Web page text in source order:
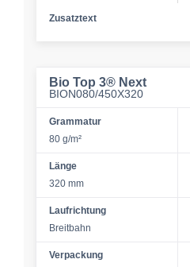
Zusatztext
Bio Top 3® Next
BION080/450X320
Grammatur
80 g/m²
Länge
320 mm
Laufrichtung
Breitbahn
Verpackung